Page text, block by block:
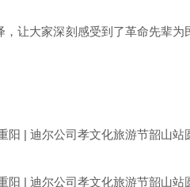
让大家深刻感受到了革命先辈